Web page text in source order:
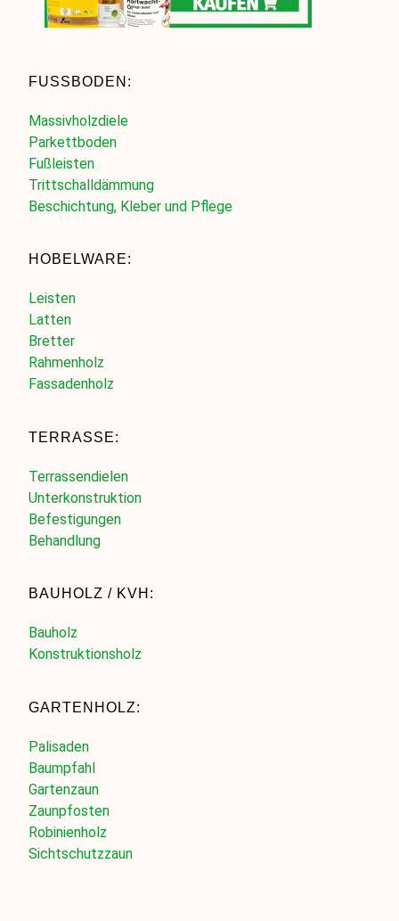
FUSSBODEN:
Massivholzdiele
Parkettboden
Fußleisten
Trittschalldämmung
Beschichtung, Kleber und Pflege
HOBELWARE:
Leisten
Latten
Bretter
Rahmenholz
Fassadenholz
TERRASSE:
Terrassendielen
Unterkonstruktion
Befestigungen
Behandlung
BAUHOLZ / KVH:
Bauholz
Konstruktionsholz
GARTENHOLZ:
Palisaden
Baumpfahl
Gartenzaun
Zaunpfosten
Robinienholz
Sichtschutzzaun